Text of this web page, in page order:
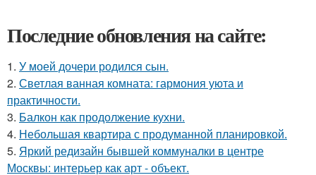
Последние обновления на сайте:
1. У моей дочери родился сын.
2. Светлая ванная комната: гармония уюта и
практичности.
3. Балкон как продолжение кухни.
4. Небольшая квартира с продуманной планировкой.
5. Яркий редизайн бывшей коммуналки в центре
Москвы: интерьер как арт - объект.